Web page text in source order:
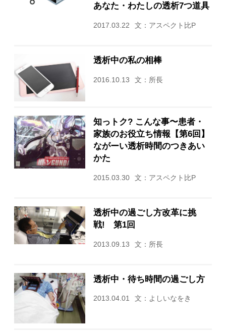
あなた・わたしの透析7つ道具
2017.03.22 文：アスペクト比P
透析中の私の相棒
2016.10.13 文：所長
知っトク? こんな事〜患者・
家族のお役立ち情報【第6回】
ながーい透析時間のつきあい
かた
2015.03.30 文：アスペクト比P
透析中の過ごし方改革に挑
戦! 第1回
2013.09.13 文：所長
透析中・待ち時間の過ごし方
2013.04.01 文：よしいなをき